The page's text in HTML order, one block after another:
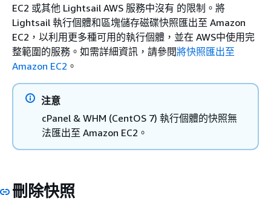
EC2 或其他 Lightsail AWS 服務中沒有 的限制。將
Lightsail 執行個體和區塊儲存磁碟快照匯出至 Amazon
EC2，以利用更多種可用的執行個體，並在 AWS中使用完
整範圍的服務。如需詳細資訊，請參閱將快照匯出至
Amazon EC2 。
注意
cPanel & WHM (CentOS 7) 執行個體的快照無
法匯出至 Amazon EC2。
刪除快照